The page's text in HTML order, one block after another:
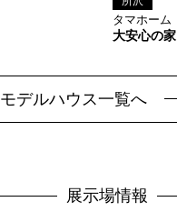
タマホーム
大安心の家
モデルハウス一覧へ
展示場情報